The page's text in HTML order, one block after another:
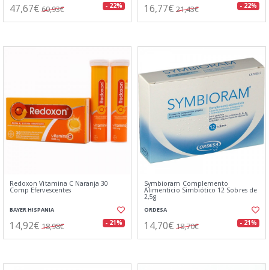
47,67€ 60,93€ - 22% 16,77€ 21,43€ - 22%
Redoxon Vitamina C Naranja 30
Comp Efervescentes
BAYER HISPANIA
14,92€ 18,98€ - 21%
Symbioram Complemento
Alimenticio Simbiótico 12 Sobres de
2,5g
ORDESA
14,70€ 18,70€ - 21%